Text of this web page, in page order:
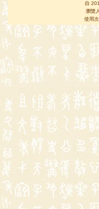
自
瀏覽
使用